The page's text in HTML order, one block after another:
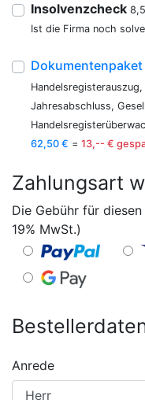
Insolvenzcheck
Ist die Firma noch
Jahresabschluss,
62,50 € = 13,-- €
Zahlungsart
Die Gebühr für
19% MwSt.)
Anrede